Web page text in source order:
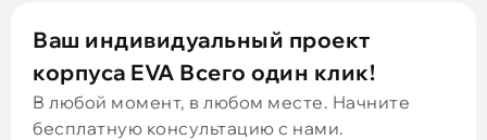
Ваш индивидуальный проект
корпуса EVA Всего один клик!
В любой момент, в любом месте. Начните
бесплатную консультацию с нами.